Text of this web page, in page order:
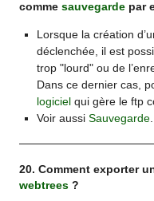
commesauvegarde par
Lorsque la création
déclenchée, il est
trop "lourd" ou de
Dans ce dernier cas,
logicielqui gère le ftp
Voir aussi Sauvegarde.
20. Comment exporter
webtrees ?